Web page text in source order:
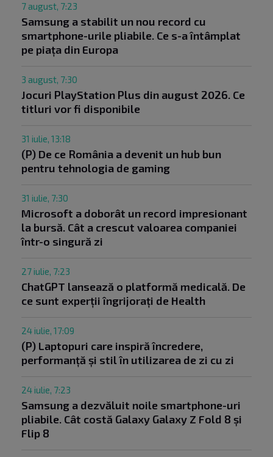
7 august, 7:23
Samsung a stabilit un nou record cu
smartphone-urile pliabile. Ce s-a întâmplat
pe piața din Europa
3 august, 7:30
Jocuri PlayStation Plus din august 2026. Ce
titluri vor fi disponibile
31 iulie, 13:18
(P) De ce România a devenit un hub bun
pentru tehnologia de gaming
31 iulie, 7:30
Microsoft a doborât un record impresionant
la bursă. Cât a crescut valoarea companiei
într-o singură zi
27 iulie, 7:23
ChatGPT lansează o platformă medicală. De
ce sunt experții îngrijorați de Health
24 iulie, 17:09
(P) Laptopuri care inspiră încredere,
performanță și stil în utilizarea de zi cu zi
24 iulie, 7:23
Samsung a dezvăluit noile smartphone-uri
pliabile. Cât costă Galaxy Galaxy Z Fold 8 și
Flip 8